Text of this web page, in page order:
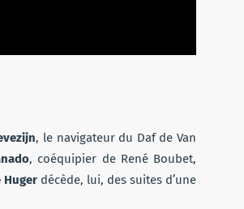
, le navigateur du Daf de Van
, coéquipier de René Boubet,
Hugerdécède, lui, des suites d’une